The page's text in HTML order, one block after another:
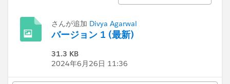
さんが追加 Divya Agarwal
バージョン 1 (最新)
31.3 KB
2024年6月26日 11:36